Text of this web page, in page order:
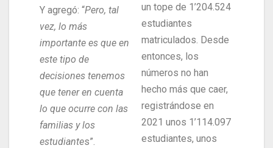
Y agregó: “Pero, tal
vez, lo más
importante es que en
este tipo de
decisiones tenemos
que tener en cuenta
lo que ocurre con las
familias y los
estudiantes”.
un tope de 1’204.524
estudiantes
matriculados. Desde
entonces, los
números no han
hecho más que caer,
registrándose en
2021 unos 1’114.097
estudiantes, unos